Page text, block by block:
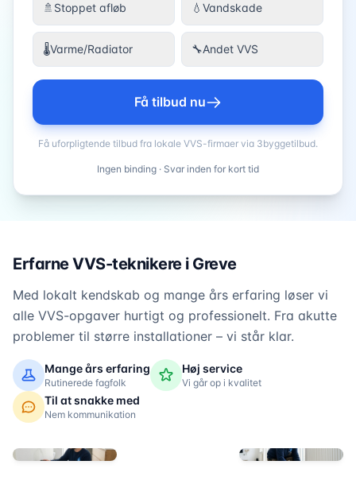
🚿 Stoppet afløb 💧 Vandskade
🌡️Varme/Radiator 🔧Andet VVS
Få tilbud nu
Få uforpligtende tilbud fra lokale VVS-firmaer via 3byggetilbud.
Ingen binding · Svar inden for kort tid
Erfarne VVS-teknikere i Greve
Med lokalt kendskab og mange års erfaring løser vi
alle VVS-opgaver hurtigt og professionelt. Fra akutte
problemer til større installationer – vi står klar.
Mange års erfaring
Rutinerede fagfolk
Høj service
Vi går op i kvalitet
Til at snakke med
Nem kommunikation